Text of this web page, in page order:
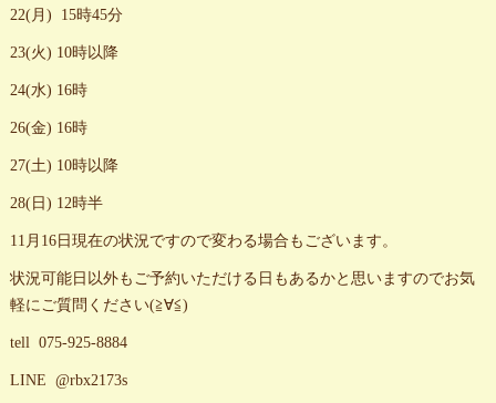
22(月) 15時45分
23(火) 10時以降
24(水) 16時
26(金) 16時
27(土) 10時以降
28(日) 12時半
11月16日現在の状況ですので変わる場合もございます。
状況可能日以外もご予約いただける日もあるかと思いますのでお気
軽にご質問ください(≧∀≦)
tell 075-925-8884
LINE @rbx2173s